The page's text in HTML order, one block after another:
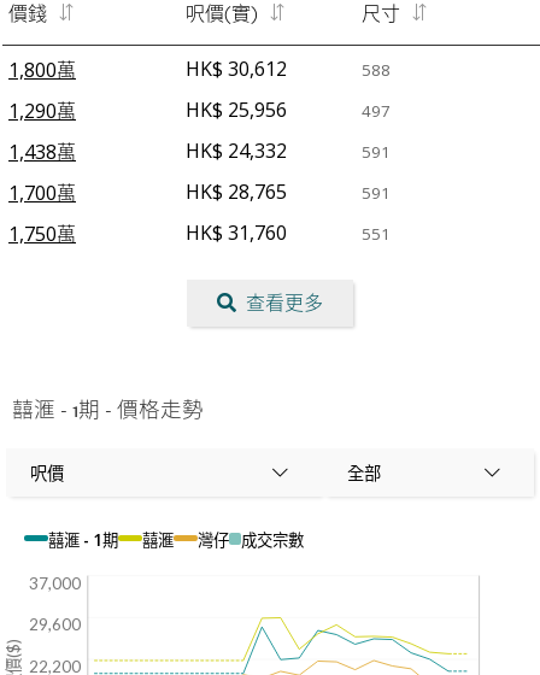
價錢 呎價(實) 尺寸
1,800萬 HK$ 30,612 588
1,290萬
HK$ 25,956 497
1,438萬
HK$ 24,332 591
1,700萬
HK$ 28,765 591
1,750萬
HK$ 31,760 551
查看更多
囍滙 - 1期 - 價格走勢
呎價 全部
囍滙 - 1期 囍滙 灣仔 成交宗數
37,000
29,600
22,200